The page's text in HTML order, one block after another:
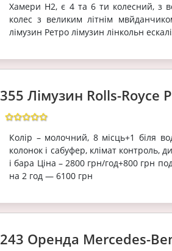
Хамери Н2, є 4 та 6 ти колесний, з
колес з великим літнім
лімузин Ретро лімузин лінкольн
355 Лімузин Rolls-Royce
Колір – молочний, 8 місць+1 біля
колонок і сабуфер, клімат контроль,
і бара Ціна – 2800 грн/год+800 грн
на 2 год — 6100 грн
243 Оренда Mercedes-